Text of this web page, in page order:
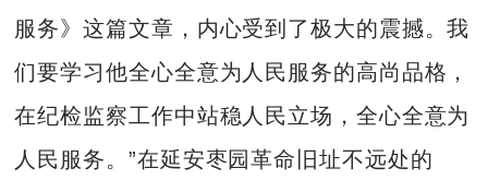
服务》这篇文章，内心受到了极大的震撼。我
们要学习他全心全意为人民服务的高尚品格，
在纪检监察工作中站稳人民立场，全心全意为
人民服务。”在延安枣园革命旧址不远处的